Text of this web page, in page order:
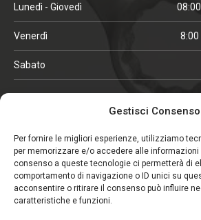
Gestisci Consenso
Per fornire le migliori esperienze, utilizziamo
per memorizzare e/o accedere alle informazioni
consenso a queste tecnologie ci permetterà di
comportamento di navigazione o ID unici su
acconsentire o ritirare il consenso può influire
caratteristiche e funzioni.
Lunedì - Giovedì
Venerdì 8:00
Sabato
ORARI IN ALTA STAGIONE
Lunedì - Venerdì
Sabato